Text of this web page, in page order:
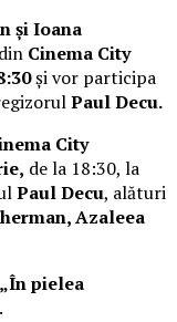
și Ioana
Cinema City
și vor participa
Paul Decu.
City
de la 18:30, la
Paul Decu, alături
Azaleea
„În pielea